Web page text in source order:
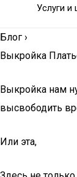
Услуги и
Блог ›
Выкройка
Выкройка нам
высвободить
Или эта,